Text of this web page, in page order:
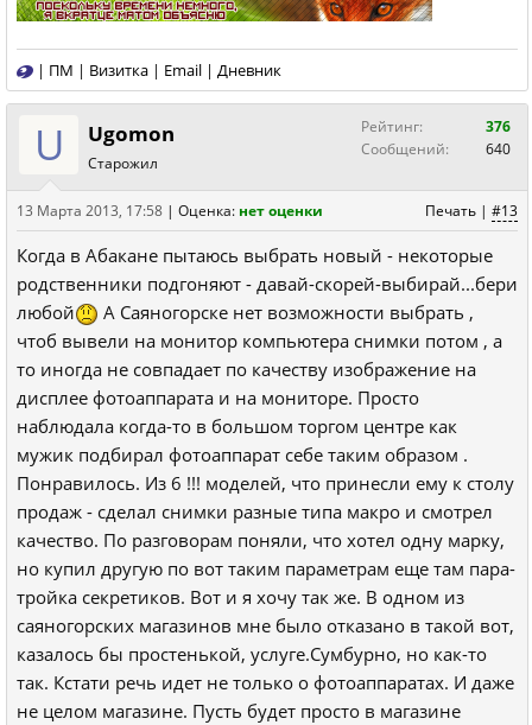
| ПМ | Визитка | Email | Дневник
U Ugomon
Старожил
Рейтинг:
376
Сообщений:
640
Печать | #13
13 Марта 2013, 17:58 | Оценка: нет оценки
Когда в Абакане пытаюсь выбрать новый - некоторые
родственники подгоняют - давай-скорей-выбирай...бери
любой
А Саяногорске нет возможности выбрать ,
чтоб вывели на монитор компьютера снимки потом , а
то иногда не совпадает по качеству изображение на
дисплее фотоаппарата и на мониторе. Просто
наблюдала когда-то в большом торгом центре как
мужик подбирал фотоаппарат себе таким образом .
Понравилось. Из 6 !!! моделей, что принесли ему к столу
продаж - сделал снимки разные типа макро и смотрел
качество. По разговорам поняли, что хотел одну марку,
но купил другую по вот таким параметрам еще там пара-
тройка секретиков. Вот и я хочу так же. В одном из
саяногорских магазинов мне было отказано в такой вот,
казалось бы простенькой, услуге.Сумбурно, но как-то
так. Кстати речь идет не только о фотоаппаратах. И даже
не целом магазине. Пусть будет просто в магазине